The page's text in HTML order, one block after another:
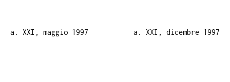
a. XXI, maggio 1997 a. XXI, dicembre 1997